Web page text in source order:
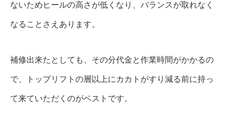
ないためヒールの高さが低くなり、バランスが取れなく
なることさえあります。
補修出来たとしても、その分代金と作業時間がかかるの
で、トップリフトの層以上にカカトがすり減る前に持っ
て来ていただくのがベストです。